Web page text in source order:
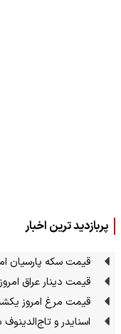
پربازدید ترین اخبار
قیمت سکه پارسیان امروز شنبه ۱۷ مرداد
قیمت دینار عراق امروز شنبه ۱۷
قیمت مرغ امروز یکشنبه ۱۸ مرداد
اسنایدر و